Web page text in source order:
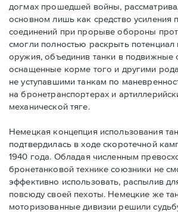
догмах прошедшей войны,
основном лишь как средство усиления
соединений при прорыве обороны
смогли полностью раскрыть потенциал
оружия, объединив танки в подвижные
оснащенные корме того и другими
не уступавшими танкам по
на бронетранспортерах и
механической тяге.
Немецкая концепция использования
подтвердилась в ходе скоротечной
1940 года. Обладая численным
бронетанковой технике союзники не
эффективно использовать, распылив
повсюду своей пехоты. Немецкие же
моторизованные дивизии решили